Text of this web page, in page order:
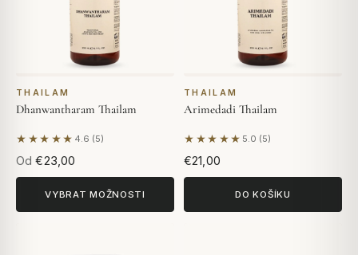
THAILAM
Dhanwantharam Thailam
★★★★★ 4.6 (5)
Na základě 5 hodnocení
Od €23,00
VYBRAT MOŽNOSTI
THAILAM
Arimedadi Thailam
★★★★★ 5.0 (5)
Na základě 5 hodnocení
€21,00
DO KOŠÍKU